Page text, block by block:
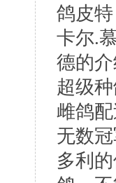
鸽皮
卡尔.
德的
超级
雌鸽
无数
多利